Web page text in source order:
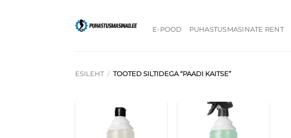
E-POOD PUHASTUSMASINATE RENT
ESILEHT / TOOTED SILTIDEGA “PAADI KAITSE”